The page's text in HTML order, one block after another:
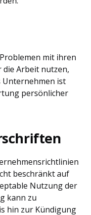
mit ihren
die Arbeit nutzen,
Unternehmen ist
persönlicher
beschränkt auf
Nutzung der
kann zu
hin zur Kündigung